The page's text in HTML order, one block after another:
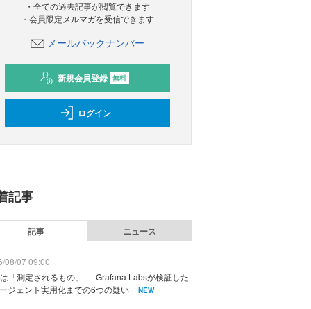
・全ての過去記事が閲覧できます
・会員限定メルマガを受信できます
メールバックナンバー
新規会員登録 無料
ログイン
記事
記事 ニュース
08/07 09:00
「測定されるもの」──Grafana Labsが検証した
ジェント実用化までの6つの疑い
NEW